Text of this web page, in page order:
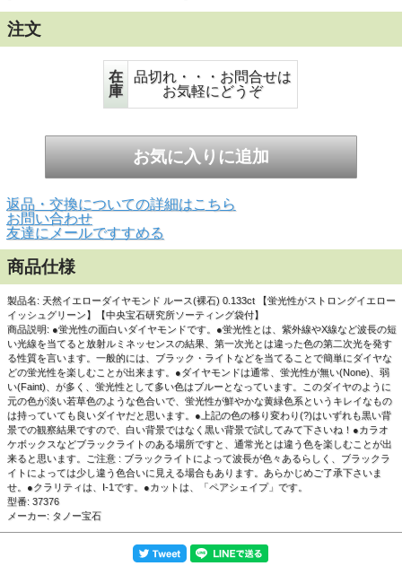
▲蛍光性画像 黒い紙などの上に置いて、ブラックライトに
あて、部屋を暗くするとこのような鮮やかな蛍光性を示しま
す。
・蛍光性(フローレッセンス)の面白いダイヤを見る
注文
在
庫
品切れ・・・お問合せは
お気軽にどうぞ
返品・交換についての詳細はこちら
お問い合わせ
友達にメールですすめる
商品仕様
製品名: 天然イエローダイヤモンド ルース(裸石) 0.133ct 【蛍光性がストロングイエロー
イッシュグリーン】【中央宝石研究所ソーティング袋付】
商品説明: ●蛍光性の面白いダイヤモンドです。●蛍光性とは、紫外線やX線など波長の短
い光線を当てると放射ルミネッセンスの結果、第一次光とは違った色の第二次光を発す
る性質を言います。一般的には、ブラック・ライトなどを当てることで簡単にダイヤな
どの蛍光性を楽しむことが出来ます。●ダイヤモンドは通常、蛍光性が無い(None)、弱
い(Faint)、が多く、蛍光性として多い色はブルーとなっています。このダイヤのように
元の色が淡い若草色のような色合いで、蛍光性が鮮やかな黄緑色系というキレイなもの
は持っていても良いダイヤだと思います。●上記の色の移り変わり(?)はいずれも黒い背
景での観察結果ですので、白い背景ではなく黒い背景で試してみて下さいね！●カラオ
ケボックスなどブラックライトのある場所ですと、通常光とは違う色を楽しむことが出
来ると思います。ご注意 : ブラックライトによって波長が色々あるらしく、ブラックラ
イトによっては少し違う色合いに見える場合もあります。あらかじめご了承下さいま
せ。●クラリティは、I-1です。●カットは、「ペアシェイプ」です。
型番: 37376
メーカー: タノー宝石